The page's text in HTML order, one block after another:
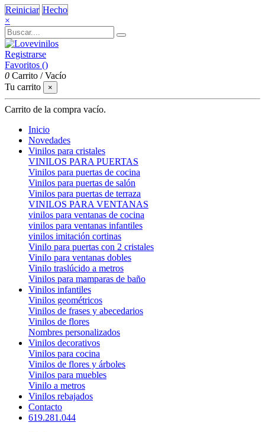
Reiniciar Hecho
×
Registrarse
Favoritos ()
0 Carrito /Vacío
Tu carrito
×
Carrito de la compra vacío.
Inicio
Novedades
Vinilos para cristales
VINILOS PARA PUERTAS
Vinilos para puertas de cocina
Vinilos para puertas de salón
Vinilos para puertas de terraza
VINILOS PARA VENTANAS
vinilos para ventanas de cocina
vinilos para ventanas infantiles
vinilos imitación cortinas
Vinilo para puertas con 2 cristales
Vinilo para ventanas dobles
Vinilo traslúcido a metros
Vinilos para mamparas de baño
Vinilos infantiles
Vinilos geométricos
Vinilos de frases y abecedarios
Vinilos de flores
Nombres personalizados
Vinilos decorativos
Vinilos para cocina
Vinilos de flores y árboles
Vinilos para muebles
Vinilo a metros
Vinilos rebajados
Contacto
619.281.044